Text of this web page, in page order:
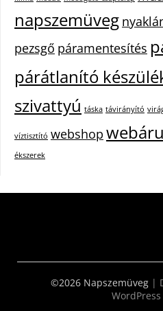
napszemüveg
pezsgő páramentesítés
párátlanító
szivattyú táska távirányító
víztisztító webshop
ékszerek
©2026 Napszemüveg |